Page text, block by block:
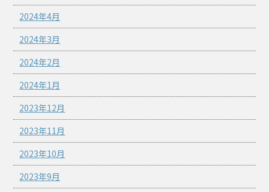
2024年4月
2024年3月
2024年2月
2024年1月
2023年12月
2023年11月
2023年10月
2023年9月